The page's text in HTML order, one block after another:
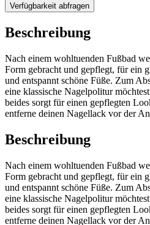
Verfügbarkeit abfragen
Beschreibung
Nach einem wohltuenden Fußbad
Form gebracht und gepflegt, für ein
und entspannt schöne Füße. Zum
eine klassische Nagelpolitur
beides sorgt für einen gepflegten
entferne deinen Nagellack vor der
Beschreibung
Nach einem wohltuenden Fußbad
Form gebracht und gepflegt, für ein
und entspannt schöne Füße. Zum
eine klassische Nagelpolitur
beides sorgt für einen gepflegten
entferne deinen Nagellack vor der